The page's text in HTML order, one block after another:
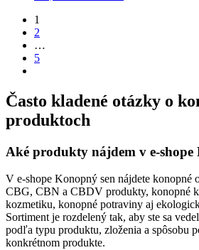
1
2
…
5
Často kladené otázky o
produktoch
Aké produkty nájdem v e-shope
V e-shope Konopný sen nájdete konopné
CBG, CBN a CBDV produkty, konopné
kozmetiku, konopné potraviny aj
Sortiment je rozdelený tak, aby ste sa
podľa typu produktu, zloženia a spôsobu
konkrétnom produkte.